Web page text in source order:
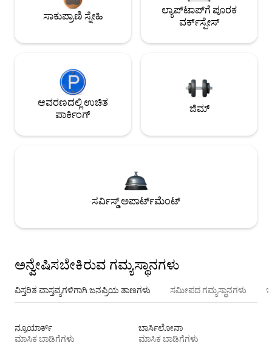
ಸಾಕುಪ್ರಾಣಿ ಸ್ನೇಹಿ
ಲ್ಯಾಪ್‌ಟಾಪ್‌ಗೆ ಪೂರಕ
ವರ್ಕ್‌ಸ್ಪೇಸ್
ಆವರಣದಲ್ಲಿ ಉಚಿತ
ಪಾರ್ಕಿಂಗ್
ಜಿಮ್
ಸರ್ವಿಸ್ಡ್ ಅಪಾರ್ಟ್‌ಮೆಂಟ್
ಅನ್ವೇಷಿಸಬೇಕಿರುವ ಗಮ್ಯಸ್ಥಾನಗಳು
ವಿಸ್ತರಿತ ವಾಸ್ತವ್ಯಗಳಿಗಾಗಿ ಜನಪ್ರಿಯ ತಾಣಗಳು ಸಮೀಪದ ಗಮ್ಯಸ್ಥಾನಗಳು
ನ್ಯೂಯಾರ್ಕ್
ಮಾಸಿಕ ಬಾಡಿಗೆಗಳು
ಬಾರ್ಸಿಲೋನಾ
ಮಾಸಿಕ ಬಾಡಿಗೆಗಳು